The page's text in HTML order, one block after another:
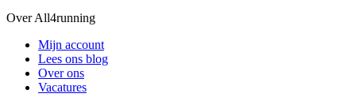
Over All4running
Mijn account
Lees ons blog
Over ons
Vacatures